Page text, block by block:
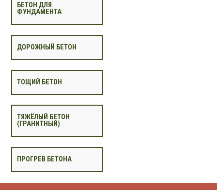
БЕТОН ДЛЯ
ФУНДАМЕНТА
ДОРОЖНЫЙ БЕТОН
ТОЩИЙ БЕТОН
ТЯЖЁЛЫЙ БЕТОН
(ГРАНИТНЫЙ)
ПРОГРЕВ БЕТОНА